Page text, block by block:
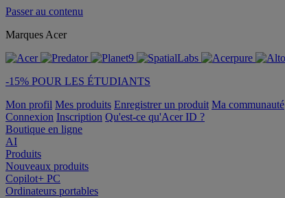
Passer au contenu
Marques Acer
-15% POUR LES ÉTUDIANTS
Mon profil Mes produits Enregistrer un produit Ma communauté
Connexion Inscription Qu'est-ce qu'Acer ID ?
Boutique en ligne
AI
Produits
Nouveaux produits
Copilot+ PC
Ordinateurs portables